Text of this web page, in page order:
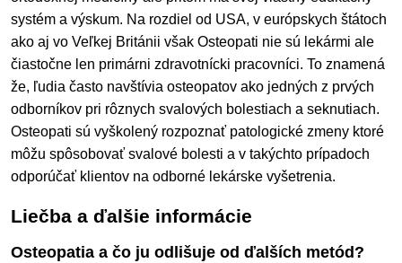
systém a výskum. Na rozdiel od USA, v európskych štátoch
ako aj vo Veľkej Británii však Osteopati nie sú lekármi ale
čiastočne len primárni zdravotnícki pracovníci. To znamená
že, ľudia často navštívia osteopatov ako jedných z prvých
odborníkov pri rôznych svalových bolestiach a seknutiach.
Osteopati sú vyškolený rozpoznať patologické zmeny ktoré
môžu spôsobovať svalové bolesti a v takýchto prípadoch
odporúčať klientov na odborné lekárske vyšetrenia.
Liečba a ďalšie informácie
Osteopatia a čo ju odlišuje od ďalších metód?